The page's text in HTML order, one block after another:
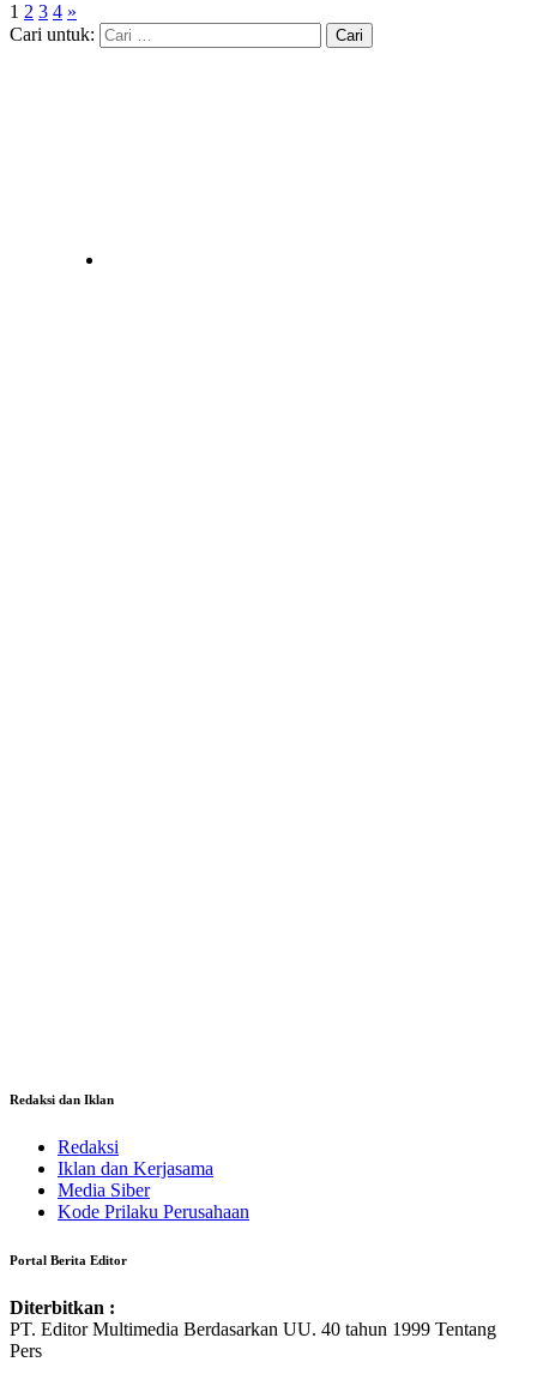
1 2 3 4 »
Cari untuk:
Redaksi dan Iklan
Redaksi
Iklan dan Kerjasama
Media Siber
Kode Prilaku Perusahaan
Portal Berita Editor
Diterbitkan :
PT. Editor Multimedia Berdasarkan UU. 40 tahun 1999 Tentang
Pers